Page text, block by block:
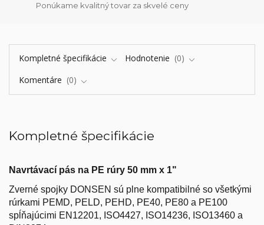
Ponúkame kvalitný tovar za skvelé ceny
Kompletné špecifikácie Hodnotenie
0
Komentáre
0
Kompletné špecifikácie
Navrtávací pás na PE rúry 50 mm x 1"
Zverné spojky DONSEN sú plne kompatibilné so všetkými
rúrkami PEMD, PELD, PEHD, PE40, PE80 a PE100
spĺňajúcimi EN12201, ISO4427, ISO14236, ISO13460 a